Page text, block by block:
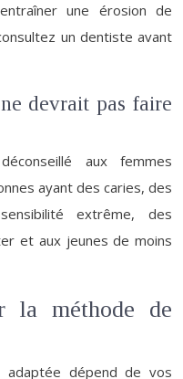
une érosion de
un dentiste avant
devrait pas faire
aux femmes
ayant des caries, des
extrême, des
et aux jeunes de moins
la méthode de
dépend de vos